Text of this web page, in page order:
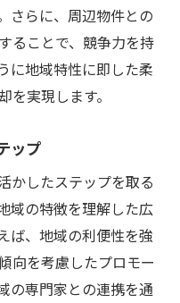
さらに、周辺物件との
ることで、競争力を持
に地域特性に即した柔
実現します。
ップ
かしたステップを取る
域の特徴を理解した広
ば、地域の利便性を強
向を考慮したプロモー
の専門家との連携を通